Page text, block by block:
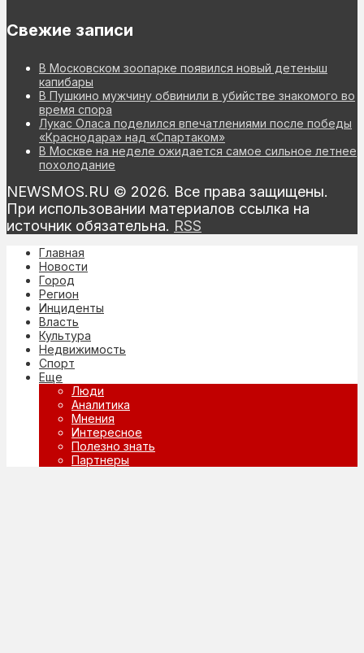
Свежие записи
В Московском зоопарке появился новый детеныш
капибары
В Пушкино мужчину обвинили в убийстве знакомого во
время спора
Лукас Оласа поделился впечатлениями после победы
«Краснодара» над «Спартаком»
В Москве на неделе ожидается самое сильное летнее
похолодание
NEWSMOS.RU © 2026. Все права защищены.
При использовании материалов ссылка на
источник обязательна. RSS
Главная
Новости
Город
Регион
Инциденты
Власть
Культура
Недвижимость
Спорт
Еще
Люди
Аналитика
Мнения
Интересное
Полезно знать
Партнеры